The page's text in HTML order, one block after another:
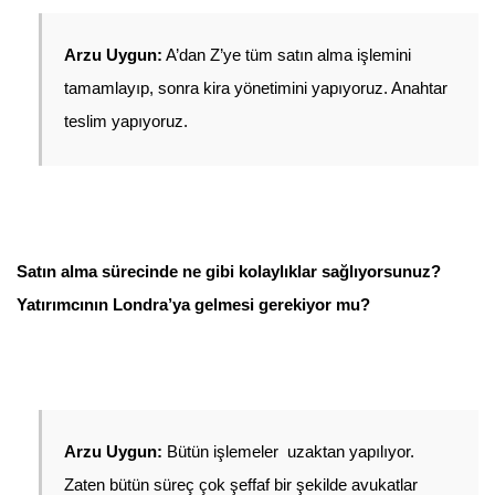
Arzu Uygun: A’dan Z’ye tüm satın alma işlemini
tamamlayıp, sonra kira yönetimini yapıyoruz. Anahtar
teslim yapıyoruz.
Satın alma sürecinde ne gibi kolaylıklar sağlıyorsunuz?
Yatırımcının Londra’ya gelmesi gerekiyor mu?
Arzu Uygun: Bütün işlemeler  uzaktan yapılıyor.
Zaten bütün süreç çok şeffaf bir şekilde avukatlar